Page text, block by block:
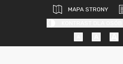
MAPA STRONY